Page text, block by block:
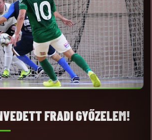
FRADI GYŐZELEM!